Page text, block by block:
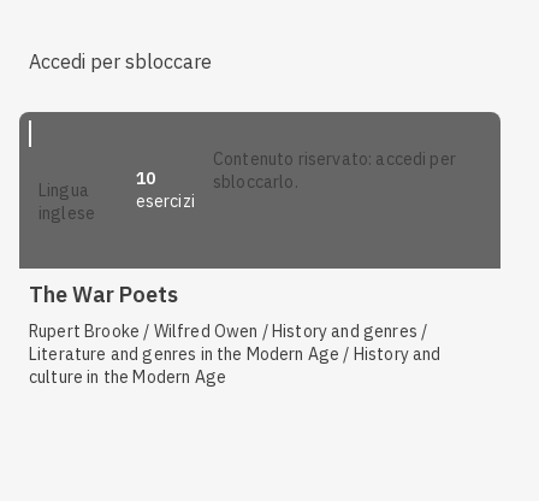
Accedi per sbloccare
lingua
inglese
10
esercizi
contenuto riservato: accedi per
sbloccarlo.
The War Poets
Rupert Brooke / Wilfred Owen / History and genres /
Literature and genres in the Modern Age / History and
culture in the Modern Age